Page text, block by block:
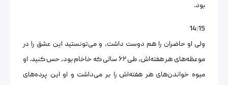
بود.
14:15
ولی او حاضران را هم دوست داشت، و می‌تونستید این عشق را در
موعظه‌های هر هفته‌اش، طی ۶۲ سالی که خاخام بود، حس کنید. او
میوه خواندن‌های هر هفته‌اش را بر می‌داشت و او این پرده‌های